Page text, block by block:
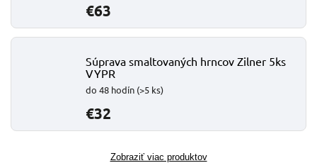
€63
Súprava smaltovaných hrncov Zilner 5ks
VYPR
do 48 hodín (>5 ks)
€32
Zobraziť viac produktov